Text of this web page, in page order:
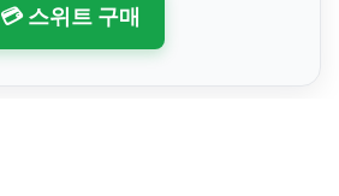
💳 스위트 구매